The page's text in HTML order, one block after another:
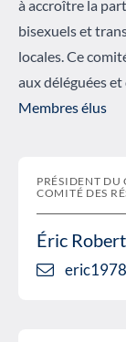
à accroître la
bisexuels et
locales. Ce
aux déléguées
Membres élus
PRÉSIDENT DU
COMITÉ DES
Éric Robert